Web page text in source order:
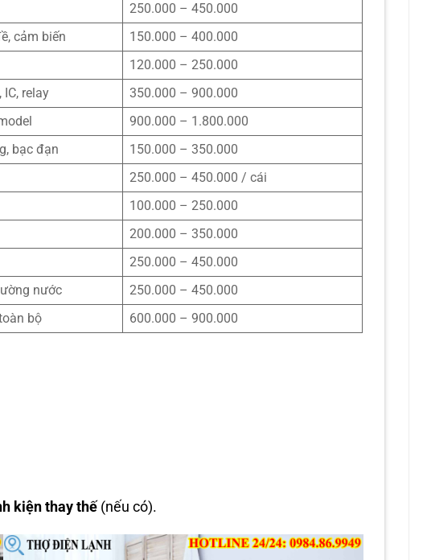
250.000 – 450.000
cảm biến
150.000 – 400.000
120.000 – 250.000
relay
350.000 – 900.000
900.000 – 1.800.000
bạc đạn
150.000 – 350.000
250.000 – 450.000 / cái
100.000 – 250.000
200.000 – 350.000
250.000 – 450.000
nước
250.000 – 450.000
bộ 600.000 – 900.000
kiện thay thế (nếu có).